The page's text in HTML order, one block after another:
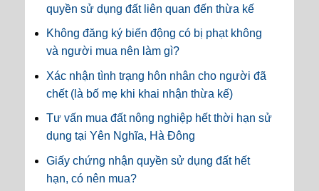
quyền sử dụng đất liên quan đến thừa kế
Không đăng ký biến động có bị phạt không
và người mua nên làm gì?
Xác nhận tình trạng hôn nhân cho người đã
chết (là bố mẹ khi khai nhận thừa kế)
Tư vấn mua đất nông nghiệp hết thời hạn sử
dụng tại Yên Nghĩa, Hà Đông
Giấy chứng nhận quyền sử dụng đất hết
hạn, có nên mua?